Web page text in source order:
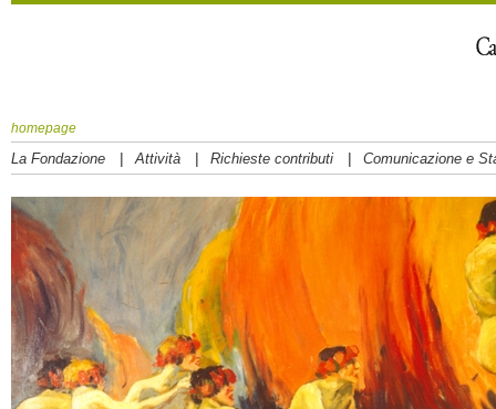
homepage
La Fondazione | Attività | Richieste contributi | Comunicazione e